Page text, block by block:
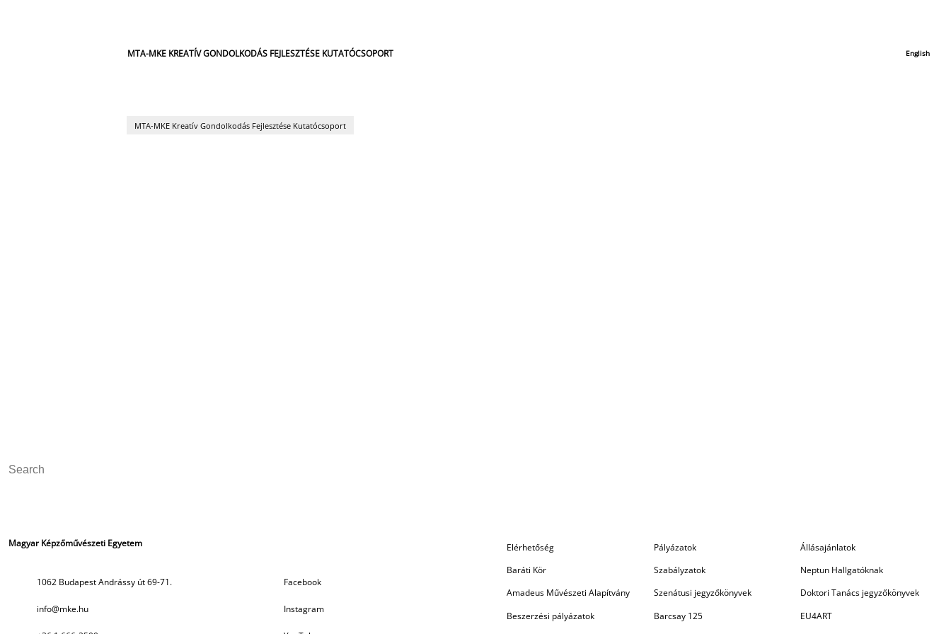
MTA-MKE KREATÍV GONDOLKODÁS FEJLESZTÉSE KUTATÓCSOPORT English
MTA-MKE Kreatív Gondolkodás Fejlesztése Kutatócsoport
Magyar Képzőművészeti Egyetem
1062 Budapest Andrássy út 69-71.
info@mke.hu
Facebook
Instagram
Elérhetőség Pályázatok Állásajánlatok
Baráti Kör Szabályzatok Neptun Hallgatóknak
Amadeus Művészeti Alapítvány Szenátusi jegyzőkönyvek Doktori Tanács jegyzőkönyvek
Beszerzési pályázatok Barcsay 125 EU4ART